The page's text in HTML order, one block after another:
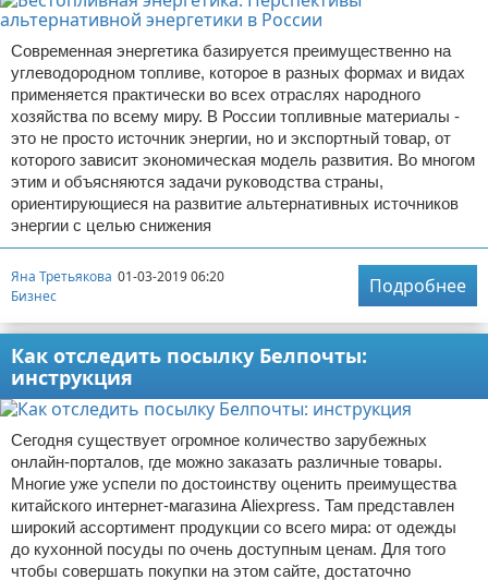
Современная энергетика базируется преимущественно на
углеводородном топливе, которое в разных формах и видах
применяется практически во всех отраслях народного
хозяйства по всему миру. В России топливные материалы -
это не просто источник энергии, но и экспортный товар, от
которого зависит экономическая модель развития. Во многом
этим и объясняются задачи руководства страны,
ориентирующиеся на развитие альтернативных источников
энергии с целью снижения
Яна Третьякова 01-03-2019 06:20
Бизнес
Подробнее
Как отследить посылку Белпочты:
инструкция
Сегодня существует огромное количество зарубежных
онлайн-порталов, где можно заказать различные товары.
Многие уже успели по достоинству оценить преимущества
китайского интернет-магазина Aliexpress. Там представлен
широкий ассортимент продукции со всего мира: от одежды
до кухонной посуды по очень доступным ценам. Для того
чтобы совершать покупки на этом сайте, достаточно